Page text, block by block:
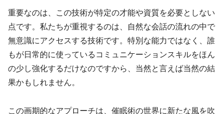
重要なのは、この技術が特定の才能や資質を必要としない
点です。私たちが重視するのは、自然な会話の流れの中で
無意識にアクセスする技術です。特別な能力ではなく、誰
もが日常的に使っているコミュニケーションスキルをほん
の少し強化するだけなのですから、当然と言えば当然の結
果かもしれません。
この画期的なアプローチは、催眠術の世界に新たな風を吹